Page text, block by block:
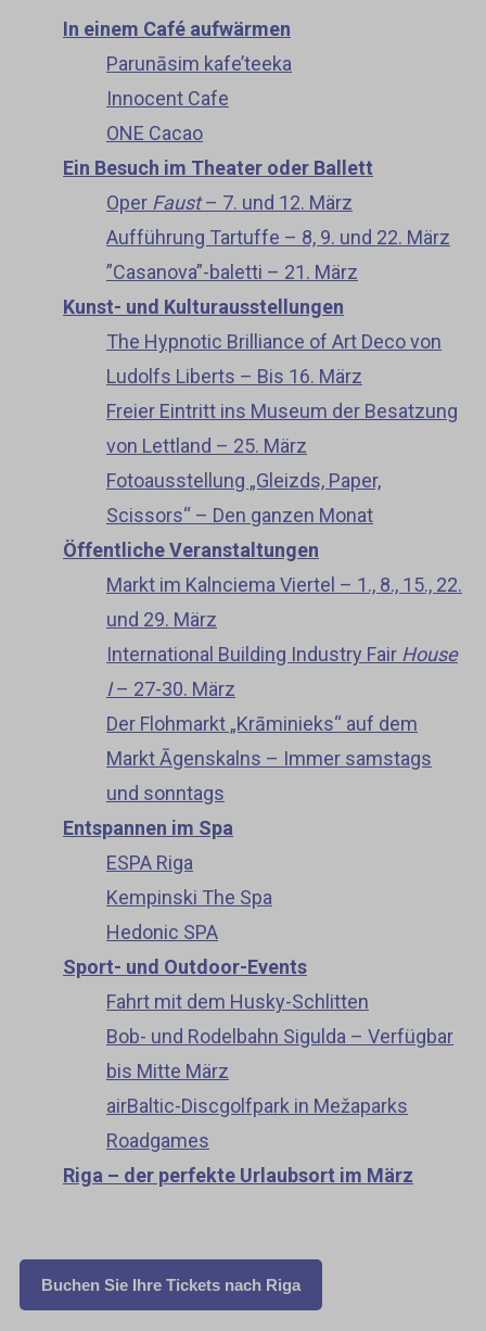
In einem Café aufwärmen
Parunāsim kafe’teeka
Innocent Cafe
ONE Cacao
Ein Besuch im Theater oder Ballett
Oper Faust– 7. und 12. März
Aufführung Tartuffe – 8, 9. und 22. März
”Casanova”-baletti – 21. März
Kunst- und Kulturausstellungen
The Hypnotic Brilliance of Art Deco von
Ludolfs Liberts – Bis 16. März
Freier Eintritt ins Museum der Besatzung
von Lettland – 25. März
Fotoausstellung „Gleizds, Paper,
Scissors“ – Den ganzen Monat
Öffentliche Veranstaltungen
Markt im Kalnciema Viertel – 1., 8., 15., 22.
und 29. März
International Building Industry Fair House
I– 27-30. März
Der Flohmarkt „Krāminieks“ auf dem
Markt Āgenskalns – Immer samstags
und sonntags
Entspannen im Spa
ESPA Riga
Kempinski The Spa
Hedonic SPA
Sport- und Outdoor-Events
Fahrt mit dem Husky-Schlitten
Bob- und Rodelbahn Sigulda – Verfügbar
bis Mitte März
airBaltic-Discgolfpark in Mežaparks
Roadgames
Riga – der perfekte Urlaubsort im März
Buchen Sie Ihre Tickets nach Riga